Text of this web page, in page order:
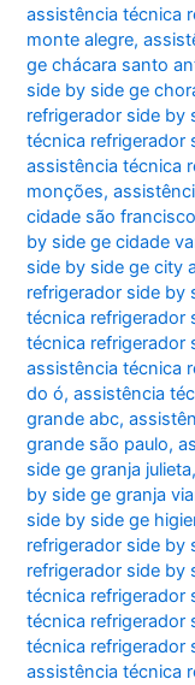
assistência técnica
monte alegre,
ge chácara santo
side by side ge
refrigerador side by
técnica refrigerador
assistência técnica
monções,
cidade são francisco
by side ge cidade
side by side ge city
refrigerador side by
técnica refrigerador
técnica refrigerador
assistência técnica
do ó,assistência
grande abc,
grande são paulo,
side ge granja julieta
by side ge granja
side by side ge
refrigerador side by
refrigerador side by
técnica refrigerador
técnica refrigerador
técnica refrigerador
assistência técnica